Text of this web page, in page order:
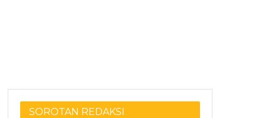
SOROTAN REDAKSI